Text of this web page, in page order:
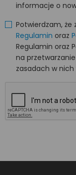
informacje o
Potwierdzam, że
Regulamin oraz
Regulamin oraz
na
zasadach w nich